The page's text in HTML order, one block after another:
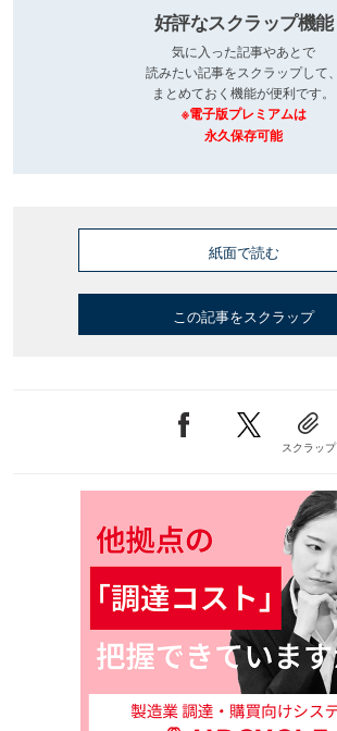
好評なスクラップ機能
気に入った記事やあとで
読みたい記事をスクラップして、
まとめておく機能が便利です。
※電子版プレミアムは
永久保存可能
紙面で読む
この記事をスクラップ
スクラップ